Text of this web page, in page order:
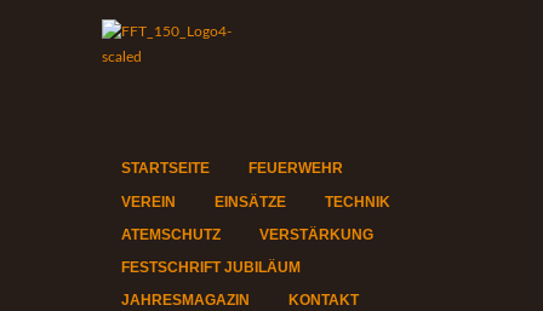
STARTSEITE
FEUERWEHR
VEREIN
EINSÄTZE
TECHNIK
ATEMSCHUTZ
VERSTÄRKUNG
FESTSCHRIFT JUBILÄUM
JAHRESMAGAZIN
KONTAKT